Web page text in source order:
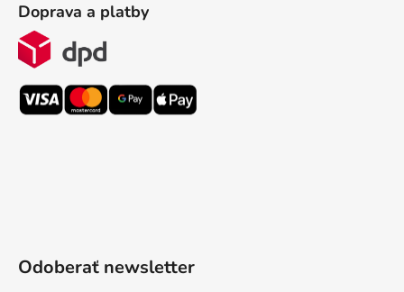
Doprava a platby
Odoberať newsletter